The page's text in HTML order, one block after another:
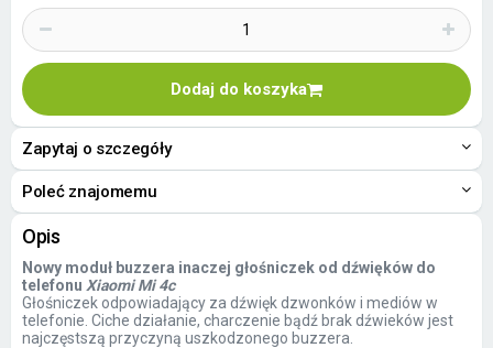
Dodaj do koszyka
Zapytaj o szczegóły
Poleć znajomemu
Opis
Nowy moduł buzzera inaczej głośniczek od dźwięków do
telefonu Xiaomi Mi 4c
Głośniczek odpowiadający za dźwięk dzwonków i mediów w
telefonie. Ciche działanie, charczenie bądź brak dźwieków jest
najczęstszą przyczyną uszkodzonego buzzera.